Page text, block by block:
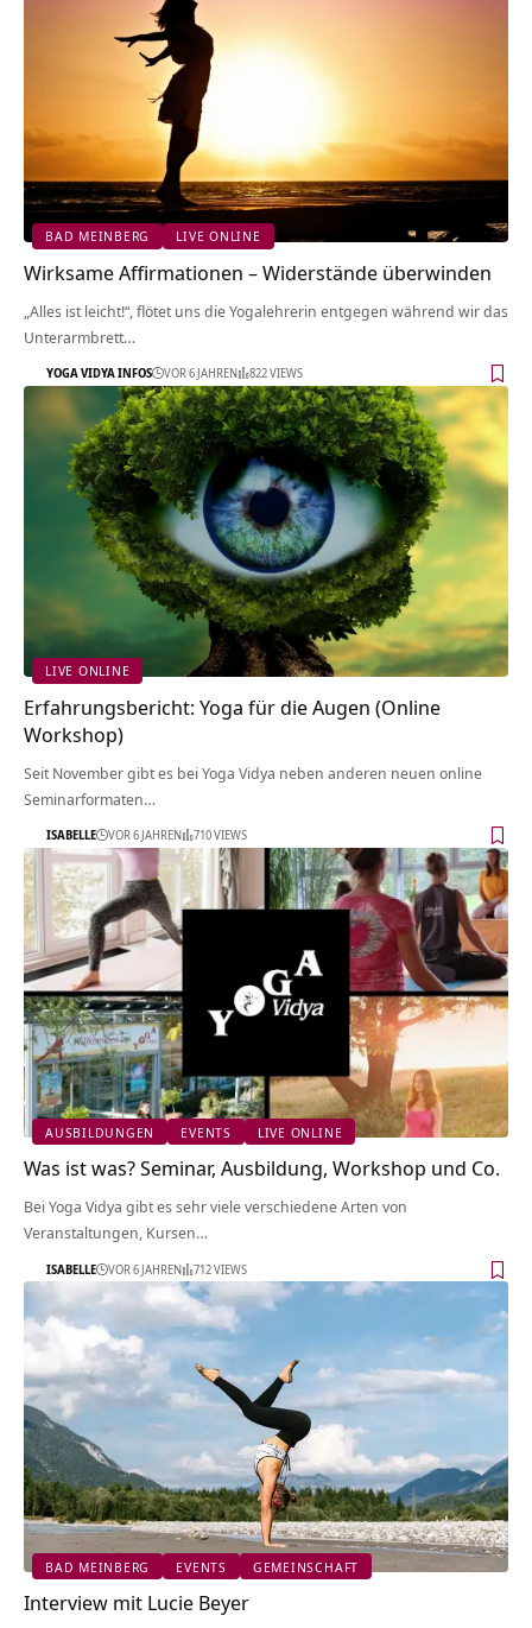
BAD MEINBERG LIVE ONLINE
Wirksame Affirmationen – Widerstände überwinden
„Alles ist leicht!“, flötet uns die Yogalehrerin entgegen während wir das
Unterarmbrett…
YOGA VIDYA INFOS VOR 6 JAHREN 822 VIEWS
LIVE ONLINE
Erfahrungsbericht: Yoga für die Augen (Online
Workshop)
Seit November gibt es bei Yoga Vidya neben anderen neuen online
Seminarformaten…
ISABELLE VOR 6 JAHREN 710 VIEWS
AUSBILDUNGEN EVENTS LIVE ONLINE
Was ist was? Seminar, Ausbildung, Workshop und Co.
Bei Yoga Vidya gibt es sehr viele verschiedene Arten von
Veranstaltungen, Kursen…
ISABELLE VOR 6 JAHREN 712 VIEWS
BAD MEINBERG EVENTS GEMEINSCHAFT
Interview mit Lucie Beyer